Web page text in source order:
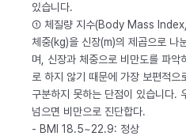
있습니다.
① 체질량 지수(Body Mass
체중(kg)을 신장(m)의 제곱으로 나
며, 신장과 체중으로 비만도를 파악
로 하지 않기 때문에 가장 보편적
구분하지 못하는 단점이 있습니다.
넘으면 비만으로 진단합다.
- BMI 18.5~22.9: 정상